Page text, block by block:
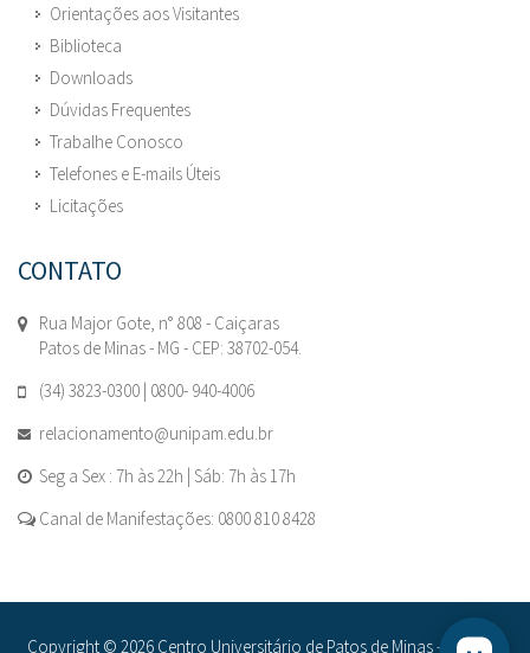
Orientações aos Visitantes
Biblioteca
Downloads
Dúvidas Frequentes
Trabalhe Conosco
Telefones e E-mails Úteis
Licitações
CONTATO
Rua Major Gote, n° 808 - Caiçaras
Patos de Minas - MG - CEP: 38702-054.
(34) 3823-0300 | 0800- 940-4006
relacionamento@unipam.edu.br
Seg a Sex : 7h às 22h | Sáb: 7h às 17h
Canal de Manifestações: 0800 810 8428
Copyright © 2026 Centro Universitário de Patos de Minas - UNIPAM.